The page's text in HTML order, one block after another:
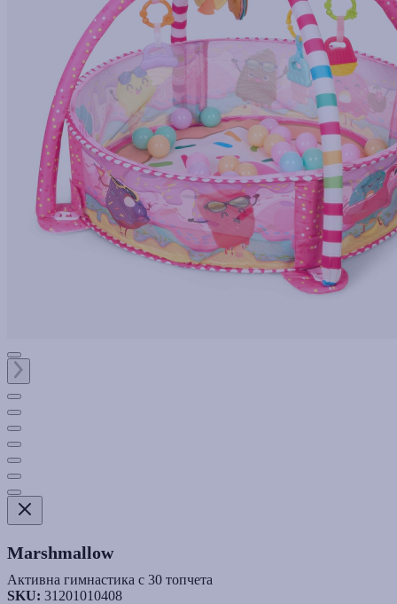
Marshmallow
Активна гимнастика с 30 топчета
SKU: 31201010408